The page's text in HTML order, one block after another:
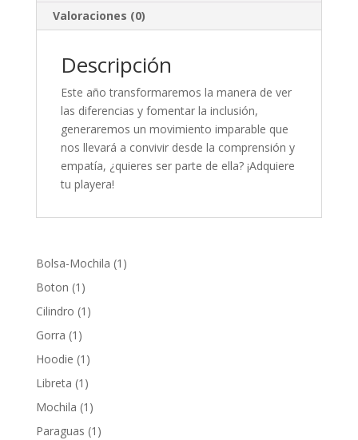
Valoraciones (0)
Descripción
Este año transformaremos la manera de ver
las diferencias y fomentar la inclusión,
generaremos un movimiento imparable que
nos llevará a convivir desde la comprensión y
empatía, ¿quieres ser parte de ella? ¡Adquiere
tu playera!
Bolsa-Mochila 1 1
Boton 1 1
producto
Cilindro 1 1
Gorra 1 1
producto
Hoodie 1 1
producto
Libreta 1 1
producto
Mochila 1 1
producto
Paraguas 1 1